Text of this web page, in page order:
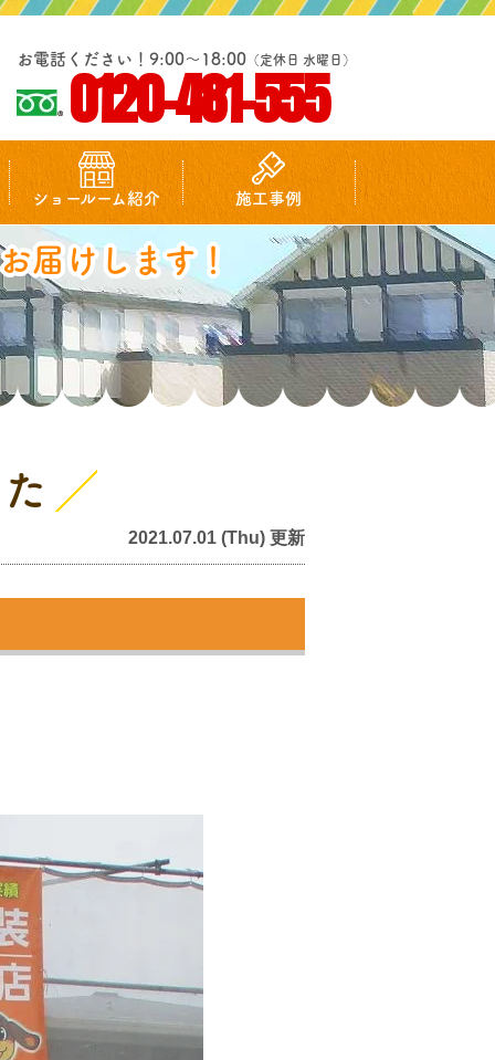
お電話ください！9:00～18:00 （定休日 水曜日）
0120-481-555
ショールーム紹介 施工事例
届けします！
2021.07.01 (Thu) 更新